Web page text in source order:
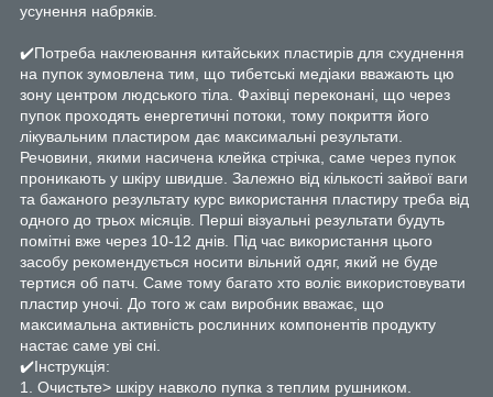
усунення набряків.
✔️Потреба наклеювання китайських пластирів для схуднення
на пупок зумовлена тим, що тибетські медіаки вважають цю
зону центром людського тіла. Фахівці переконані, що через
пупок проходять енергетичні потоки, тому покриття його
лікувальним пластиром дає максимальні результати.
Речовини, якими насичена клейка стрічка, саме через пупок
проникають у шкіру швидше. Залежно від кількості зайвої ваги
та бажаного результату курс використання пластиру треба від
одного до трьох місяців. Перші візуальні результати будуть
помітні вже через 10-12 днів. Під час використання цього
засобу рекомендується носити вільний одяг, який не буде
тертися об патч. Саме тому багато хто воліє використовувати
пластир уночі. До того ж сам виробник вважає, що
максимальна активність рослинних компонентів продукту
настає саме уві сні.
✔️Інструкція:
1. Очистьте> шкіру навколо пупка з теплим рушником.